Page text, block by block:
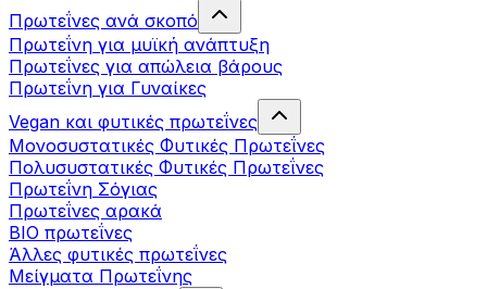
Πρωτεΐνες ανά σκοπό
Πρωτεΐνη για μυϊκή ανάπτυξη
Πρωτεΐνες για απώλεια βάρους
Πρωτεΐνη για Γυναίκες
Vegan και φυτικές πρωτεΐνες
Μονοσυστατικές Φυτικές Πρωτεΐνες
Πολυσυστατικές Φυτικές Πρωτεΐνες
Πρωτεΐνη Σόγιας
Πρωτεΐνες αρακά
ΒIO πρωτεΐνες
Άλλες φυτικές πρωτεΐνες
Μείγματα Πρωτεΐνης